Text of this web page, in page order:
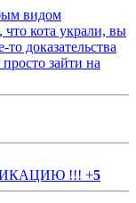
видом
что кота украли, вы
доказательства
зайти на
!!! +5